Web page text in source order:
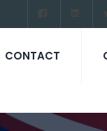
CONTACT